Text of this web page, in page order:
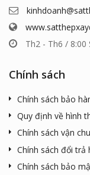
Th2 - Th6 / 8:00
Chính sách
Chính sách bảo
Quy định về hình
Chính sách vận
Chính sách đổi trả
Chính sách bảo